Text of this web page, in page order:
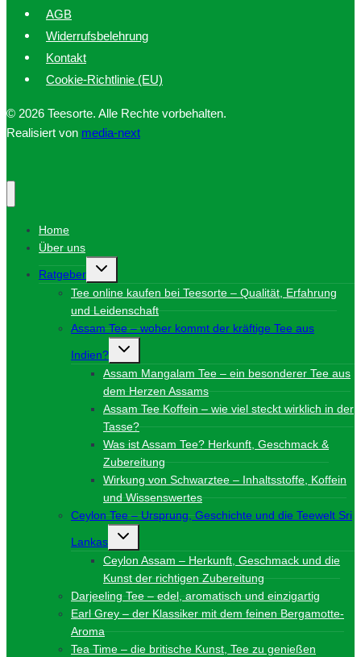
AGB
Widerrufsbelehrung
Kontakt
Cookie-Richtlinie (EU)
© 2026 Teesorte. Alle Rechte vorbehalten.
Realisiert von media-next
Home
Über uns
Ratgeber
Untermenü
Tee online kaufen bei Teesorte – Qualität, Erfahrung
und Leidenschaft
Assam Tee – woher kommt der kräftige Tee aus
Indien?
Untermenü
Assam Mangalam Tee – ein besonderer Tee aus
dem Herzen Assams
Assam Tee Koffein – wie viel steckt wirklich in der
Tasse?
Was ist Assam Tee? Herkunft, Geschmack &
Zubereitung
Wirkung von Schwarztee – Inhaltsstoffe, Koffein
und Wissenswertes
Ceylon Tee – Ursprung, Geschichte und die Teewelt Sri
Lankas
Untermenü
Ceylon Assam – Herkunft, Geschmack und die
Kunst der richtigen Zubereitung
Darjeeling Tee – edel, aromatisch und einzigartig
Earl Grey – der Klassiker mit dem feinen Bergamotte-
Aroma
Tea Time – die britische Kunst, Tee zu genießen